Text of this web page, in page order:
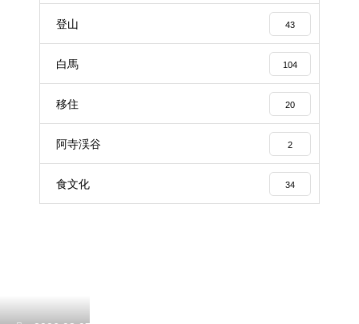
登山 43
白馬 104
移住 20
阿寺渓谷 2
食文化 34